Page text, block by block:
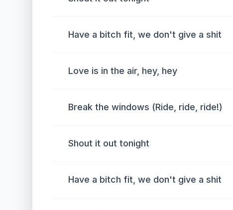
Have a bitch fit, we don't give a shit
Love is in the air, hey, hey
Break the windows (Ride, ride, ride!)
Shout it out tonight
Have a bitch fit, we don't give a shit